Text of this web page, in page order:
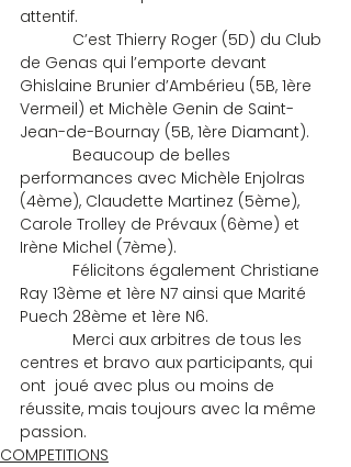
attentif.
C’est Thierry Roger (5D) du Club
de Genas qui l’emporte devant
Ghislaine Brunier d’Ambérieu (5B, 1ère
Vermeil) et Michèle Genin de Saint-
Jean-de-Bournay (5B, 1ère Diamant).
Beaucoup de belles
performances avec Michèle Enjolras
(4ème), Claudette Martinez (5ème),
Carole Trolley de Prévaux (6ème) et
Irène Michel (7ème).
Félicitons également Christiane
Ray 13ème et 1ère N7 ainsi que Marité
Puech 28ème et 1ère N6.
Merci aux arbitres de tous les
centres et bravo aux participants, qui
ont  joué avec plus ou moins de
réussite, mais toujours avec la même
passion.
COMPETITIONS